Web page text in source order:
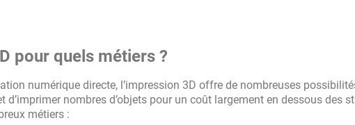
pour quels métiers ?
numérique directe, l’impression 3D offre de nombreuses
d’imprimer nombres d’objets pour un coût largement en dessous des
métiers :